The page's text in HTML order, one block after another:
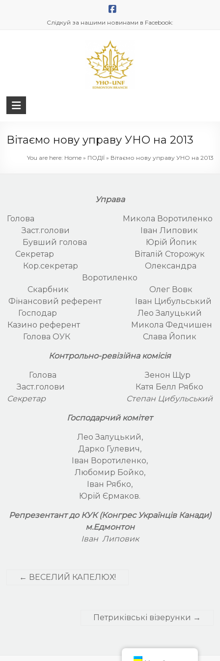
Слідкуй за нашими новинами в Facebook:
UNF
Вітаємо нову управу УНО на 2013
You are here: Home» ПОДІЇ» Вітаємо нову управу УНО на 2013
Управа
Голова Микола Воротиленко
Заст.голови Іван Липовик
Бувший голова Юрій Йопик
Секретар Віталій Сторожук
Кор.секретар Олександра
Воротиленко
Скарбник Олег Вовк
Фінансовий референт Іван Цибульський
Господар Лео Залуцький
Казино референт Микола Федчишен
Голова ОУК Слава Йопик
Контрольно-ревізійна комісія
Голова Зенон Щур
Заст.голови Катя Белл Рябко
Секретар Степан Цибульський
Господарчий комітет
Лео Залуцький,
Дарко Гулевич,
Іван Воротиленко,
Любомир Бойко,
Іван Рябко,
Юрій Єрмаков.
Репрезентант до КУК (Конгрес Українців Канади)
м.Едмонтон
Іван Липовик
← ВЕСЕЛИЙ КАПЕЛЮХ!
Петриківські візерунки →